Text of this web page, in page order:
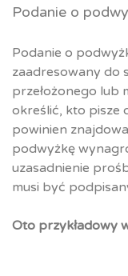
Podanie o
Podanie o
zaadresowany do
przełożonego lub
określić, kto pisze
powinien
podwyżkę
uzasadnienie
musi być
Oto przykładowy